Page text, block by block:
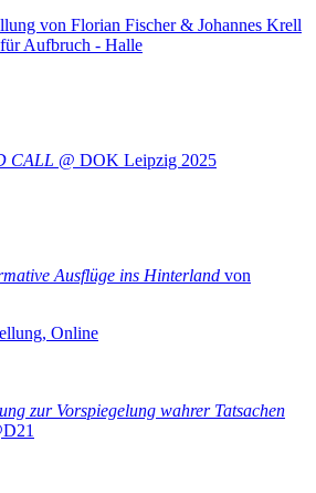
von Florian Fischer & Johannes Krell
Aufbruch - Halle
CALL @ DOK Leipzig 2025
Ausflüge ins Hinterland von
Online
zur Vorspiegelung wahrer Tatsachen